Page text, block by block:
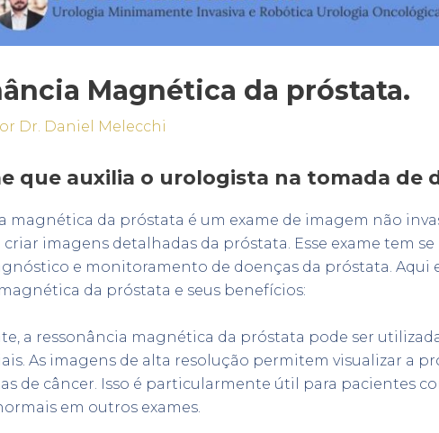
Magnética da próstata.
Dr. Daniel Melecchi
que auxilia o urologista na tomada de
magnética da próstata é um exame de imagem não
criar imagens detalhadas da próstata. Esse exame tem
e monitoramento de doenças da próstata. Aqui
da próstata e seus benefícios:
a ressonância magnética da próstata pode ser
As imagens de alta resolução permitem visualizar a
de câncer. Isso é particularmente útil para pacientes
em outros exames.